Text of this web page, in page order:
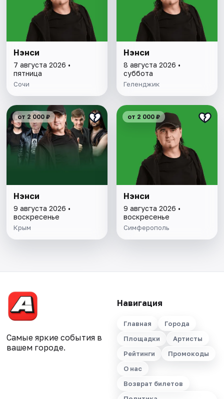
Нэнси
7 августа 2026 •
пятница
Сочи
Нэнси
8 августа 2026 •
суббота
Геленджик
от 2 000 ₽
Нэнси
9 августа 2026 •
воскресенье
Крым
от 2 000 ₽
Нэнси
9 августа 2026 •
воскресенье
Симферополь
Самые яркие события в
вашем городе.
Навигация
Главная
Города
Площадки
Артисты
Рейтинги
Промокоды
О нас
Возврат билетов